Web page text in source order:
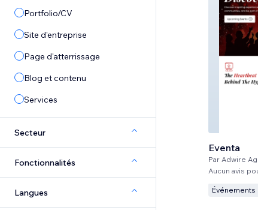
Portfolio/CV
Site d'entreprise
Page d'atterrissage
Blog et contenu
Services
Secteur
Fonctionnalités
Langues
Eventa
Par Adwire
Aucun avis
Événements